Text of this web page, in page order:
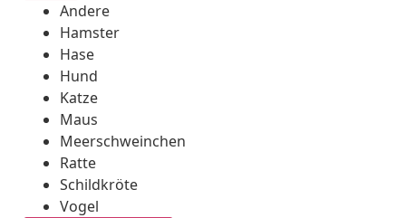
Andere
Hamster
Hase
Hund
Katze
Maus
Meerschweinchen
Ratte
Schildkröte
Vogel